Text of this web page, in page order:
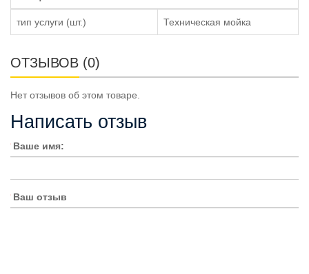
тип услуги (шт.) Техническая мойка
ОТЗЫВОВ (0)
Нет отзывов об этом товаре.
Написать отзыв
Ваше имя:
Ваш отзыв